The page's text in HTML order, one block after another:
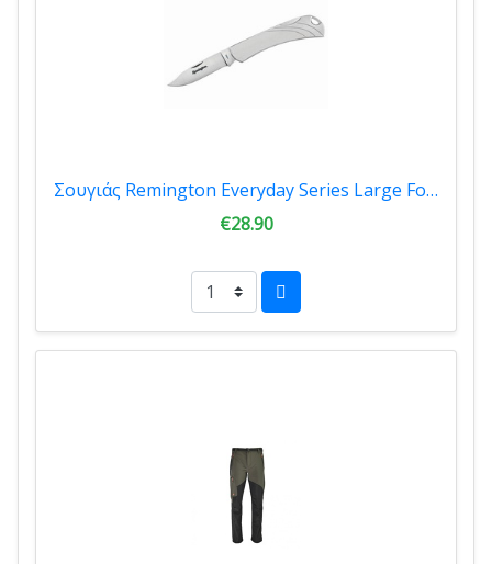
Σουγιάς Remington Everyday Series Large Folder R50001-B
€28.90